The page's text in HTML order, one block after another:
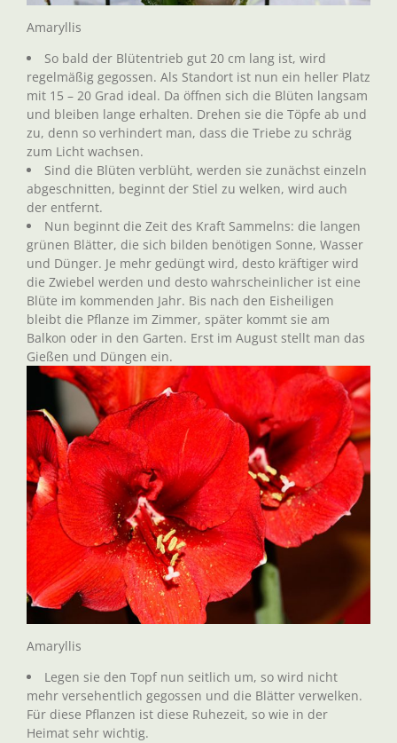
Amaryllis
So bald der Blütentrieb gut 20 cm lang ist, wird
regelmäßig gegossen. Als Standort ist nun ein heller Platz
mit 15 – 20 Grad ideal. Da öffnen sich die Blüten langsam
und bleiben lange erhalten. Drehen sie die Töpfe ab und
zu, denn so verhindert man, dass die Triebe zu schräg
zum Licht wachsen.
Sind die Blüten verblüht, werden sie zunächst einzeln
abgeschnitten, beginnt der Stiel zu welken, wird auch
der entfernt.
Nun beginnt die Zeit des Kraft Sammelns: die langen
grünen Blätter, die sich bilden benötigen Sonne, Wasser
und Dünger. Je mehr gedüngt wird, desto kräftiger wird
die Zwiebel werden und desto wahrscheinlicher ist eine
Blüte im kommenden Jahr. Bis nach den Eisheiligen
bleibt die Pflanze im Zimmer, später kommt sie am
Balkon oder in den Garten. Erst im August stellt man das
Gießen und Düngen ein.
Amaryllis
Legen sie den Topf nun seitlich um, so wird nicht
mehr versehentlich gegossen und die Blätter verwelken.
Für diese Pflanzen ist diese Ruhezeit, so wie in der
Heimat sehr wichtig.